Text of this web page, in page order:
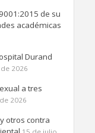
de su
académicas
Durand
2026
a tres
2026
otros contra